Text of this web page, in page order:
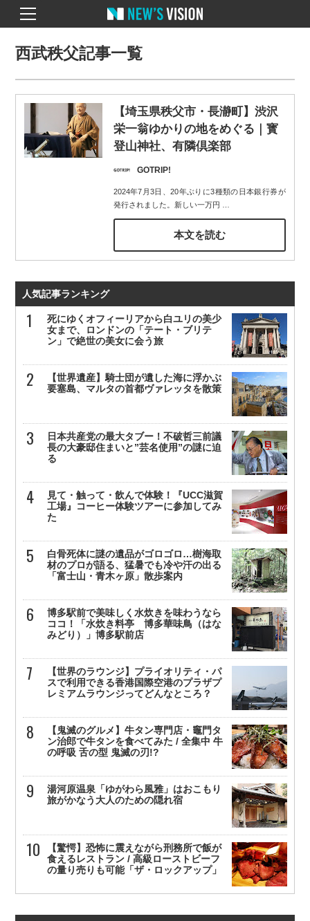
西武秩父記事一覧
【埼玉県秩父市・長瀞町】渋沢
栄一翁ゆかりの地をめぐる｜寳
登山神社、有隣倶楽部
GOTRIP!
2024年7月3日、20年ぶりに3種類の日本銀行券が
発行されました。新しい一万円
本文を読む
人気記事ランキング
死にゆくオフィーリアから白ユリの美少
女まで、ロンドンの「テート・ブリテ
ン」で絶世の美女に会う旅
【世界遺産】騎士団が遺した海に浮かぶ
要塞島、マルタの首都ヴァレッタを散策
日本共産党の最大タブー！不破哲三前議
長の大豪邸住まいと”芸名使用”の謎に迫
る
見て・触って・飲んで体験！『UCC滋賀
工場』コーヒー体験ツアーに参加してみ
た
白骨死体に謎の遺品がゴロゴロ…樹海取
材のプロが語る、猛暑でも冷や汗の出る
「富士山・青木ヶ原」散歩案内
博多駅前で美味しく水炊きを味わうなら
ココ！「水炊き料亭 博多華味鳥（はな
みどり）」博多駅前店
【世界のラウンジ】プライオリティ・パ
スで利用できる香港国際空港のプラザプ
レミアムラウンジってどんなところ？
【鬼滅のグルメ】牛タン専門店・竈門タ
ン治郎で牛タンを食べてみた / 全集中 牛
の呼吸 舌の型 鬼滅の刃!?
湯河原温泉「ゆがわら風雅」はおこもり
旅がかなう大人のための隠れ宿
【驚愕】恐怖に震えながら刑務所で飯が
食えるレストラン / 高級ローストビーフ
の量り売りも可能「ザ・ロックアップ」